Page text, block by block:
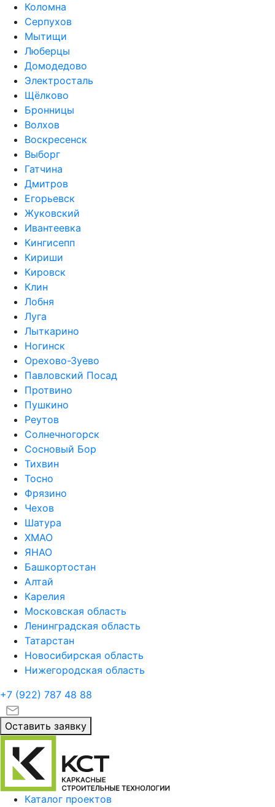
Коломна
Серпухов
Мытищи
Люберцы
Домодедово
Электросталь
Щёлково
Бронницы
Волхов
Воскресенск
Выборг
Гатчина
Дмитров
Егорьевск
Жуковский
Ивантеевка
Кингисепп
Кириши
Кировск
Клин
Лобня
Луга
Лыткарино
Ногинск
Орехово-Зуево
Павловский Посад
Протвино
Пушкино
Реутов
Солнечногорск
Сосновый Бор
Тихвин
Тосно
Фрязино
Чехов
Шатура
ХМАО
ЯНАО
Башкортостан
Алтай
Карелия
Московская область
Ленинградская область
Татарстан
Новосибирская область
Нижегородская область
+7 (922) 787 48 88
Оставить заявку
Каталог проектов